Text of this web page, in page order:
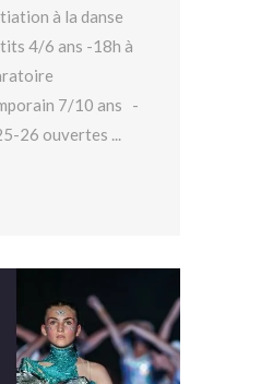
à la danse
4/6 ans -18h à
7/10 ans -
26 ouvertes